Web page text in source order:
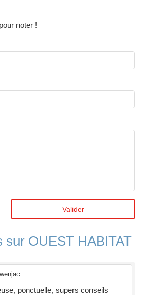
noter !
Valider
sur OUEST HABITAT
ponctuelle, supers conseils